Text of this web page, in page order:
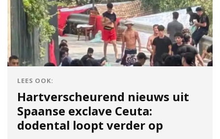
LEES OOK:
Hartverscheurend nieuws uit
Spaanse exclave Ceuta:
dodental loopt verder op